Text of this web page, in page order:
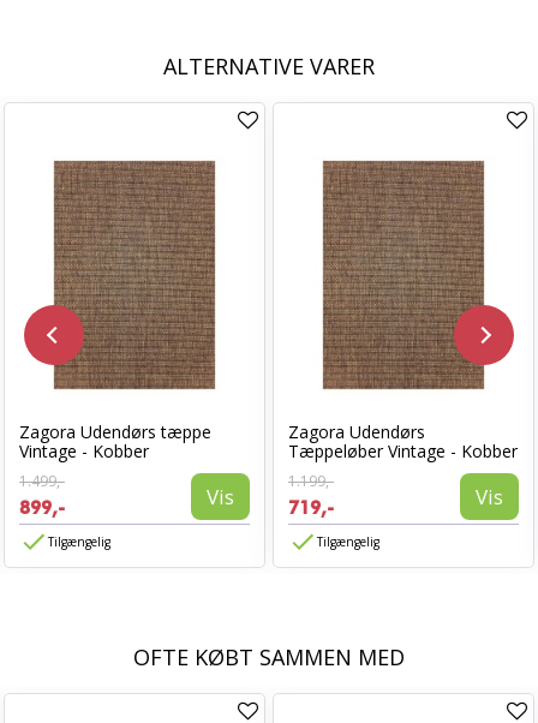
ALTERNATIVE VARER
Zagora Udendørs tæppe
Vintage - Kobber
1.499,-
899,- Vis
Tilgængelig
Zagora Udendørs
Tæppeløber Vintage - Kobber
1.199,-
719,- Vis
Tilgængelig
OFTE KØBT SAMMEN MED